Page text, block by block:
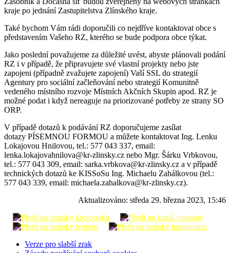
kraje po jednání Zastupitelstva Zlínského kraje.
Také bychom Vám rádi doporučili co nejdříve kontaktovat obce s
představením Vašeho RZ, kterého se bude podpora obce týkat.
Jako poslední považujeme za důležité uvést, abyste plánovali podání
RZ i v případě, že připravujete své vlastní projekty nebo jste
zapojeni (případně zvažujete zapojení) Vaší SSL do strategií
Agentury pro sociální začleňování nebo strategií Komunitně
vedeného místního rozvoje Místních Akčních Skupin apod. RZ je
možné podat i když nereaguje na priorizované potřeby ze strany SO
ORP.
V případě dotazů k podávání RZ doporučujeme zasílat
dotazy PÍSEMNOU FORMOU a můžete kontaktovat Ing. Lenku
Lokajovou Hnilovou, tel.: 577 043 337, email:
lenka.lokajovahnilova@kr-zlinsky.cz nebo Mgr. Šárku Vrbkovou,
tel.: 577 043 309, email: sarka.vrbkova@kr-zlinsky.cz a v případě
technických dotazů ke KISSoSu Ing. Michaelu Zahálkovou (tel.:
577 043 339, email: michaela.zahalkova@kr-zlinsky.cz).
Aktualizováno: středa 29. března 2023, 15:46
Verze pro slabší zrak